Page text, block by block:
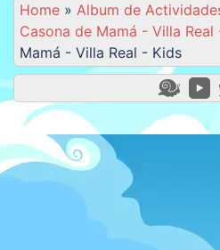
Home » Album de
Casona de Mamá - Villa Real
Mamá - Villa Real - Kids